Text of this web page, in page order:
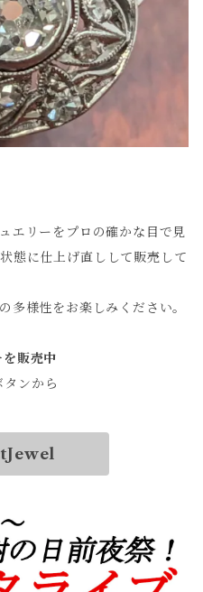
エリーをプロの確かな目で見
態に仕上げ直しして販売して
様性をお楽しみください。
販売中
タンから